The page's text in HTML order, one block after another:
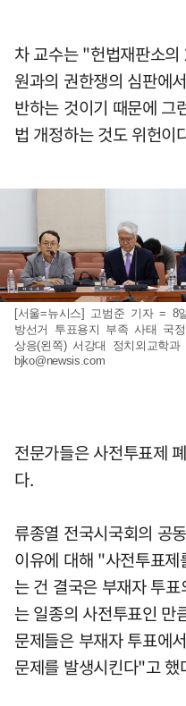
차 교수는 "헌법재판소
원과의 권한쟁의 심판에
반하는 것이기 때문에
법 개정하는 것도 위헌이
[서울=뉴시스] 고범준 기자 = 8
방선거 투표용지 부족 사태 국
상응(왼쪽) 서강대 정치외교학
bjko@newsis.com
전문가들은 사전투표제
다.
류종열 전국시국회의 공
이유에 대해 "사전투표
는 건 결국은 부재자 투
는 일종의 사전투표인 만
문제들은 부재자 투표에
문제를 발생시킨다"고 했